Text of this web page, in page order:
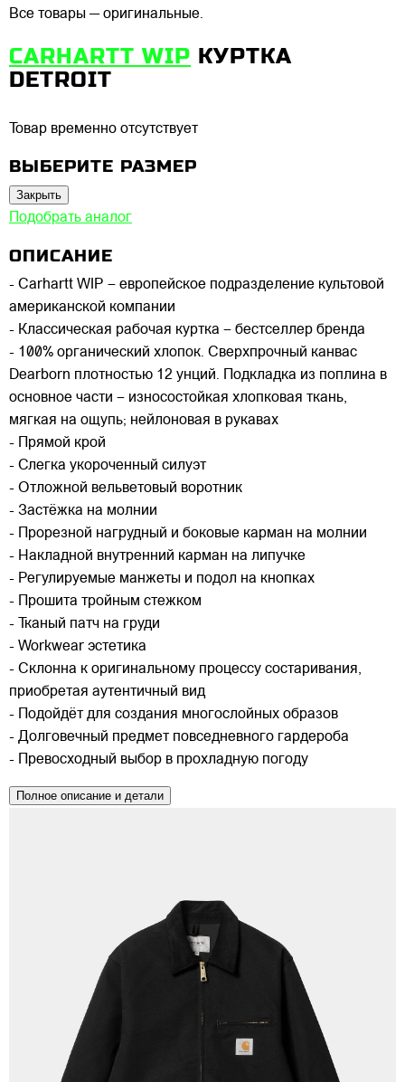
Все товары — оригинальные.
CARHARTT WIP КУРТКА
DETROIT
Товар временно отсутствует
ВЫБЕРИТЕ РАЗМЕР
Закрыть
Подобрать аналог
ОПИСАНИЕ
- Carhartt WIP – европейское подразделение культовой
американской компании
- Классическая рабочая куртка – бестселлер бренда
- 100% органический хлопок. Сверхпрочный канвас
Dearborn плотностью 12 унций. Подкладка из поплина в
основное части – износостойкая хлопковая ткань,
мягкая на ощупь; нейлоновая в рукавах
- Прямой крой
- Слегка укороченный силуэт
- Отложной вельветовый воротник
- Застёжка на молнии
- Прорезной нагрудный и боковые карман на молнии
- Накладной внутренний карман на липучке
- Регулируемые манжеты и подол на кнопках
- Прошита тройным стежком
- Тканый патч на груди
- Workwear эстетика
- Склонна к оригинальному процессу состаривания,
приобретая аутентичный вид
- Подойдёт для создания многослойных образов
- Долговечный предмет повседневного гардероба
- Превосходный выбор в прохладную погоду
Полное описание и детали